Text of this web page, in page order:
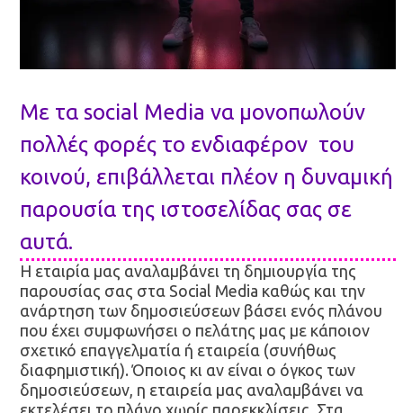
Με τα social Media να μονοπωλούν
πολλές φορές το ενδιαφέρον του
κοινού, επιβάλλεται πλέον η δυναμική
παρουσία της ιστοσελίδας σας σε
αυτά.
Η εταιρία μας αναλαμβάνει τη δημιουργία της
παρουσίας σας στα Social Media καθώς και την
ανάρτηση των δημοσιεύσεων βάσει ενός πλάνου
που έχει συμφωνήσει ο πελάτης μας με κάποιον
σχετικό επαγγελματία ή εταιρεία (συνήθως
διαφημιστική). Όποιος κι αν είναι ο όγκος των
δημοσιεύσεων, η εταιρεία μας αναλαμβάνει να
εκτελέσει το πλάνο χωρίς παρεκκλίσεις. Στα